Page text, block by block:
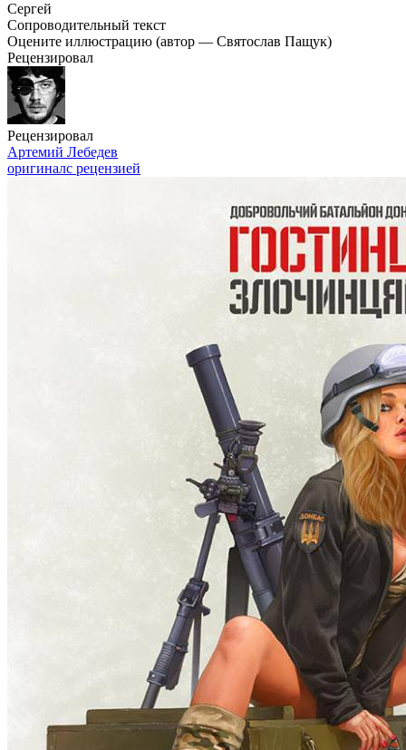
Сергей
Сопроводительный текст
Оцените иллюстрацию (автор — Святослав Пащук)
Рецензировал
Рецензировал
Артемий Лебедев
оригиналс рецензией